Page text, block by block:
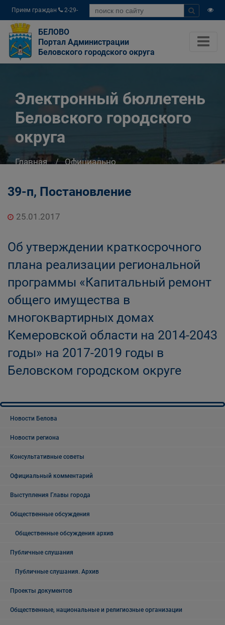
Прием граждан
2-29-
04
БЕЛОВО
Портал Администрации
Беловского городского округа
Электронный бюллетень
Беловского городского
округа
Главная
Официально
городского округа
39-п, Постановление
25.01.2017
Об утверждении краткосрочного
плана реализации региональной
программы «Капитальный ремонт
общего имущества в
многоквартирных домах
Кемеровской области на 2014-2043
годы» на 2017-2019 годы в
Беловском городском округе
Новости Белова
Новости региона
Консультативные советы
Официальный комментарий
Выступления Главы города
Общественные обсуждения
Общественные обсуждения архив
Публичные слушания
Публичные слушания. Архив
Проекты документов
Общественные, национальные и религиозные организации